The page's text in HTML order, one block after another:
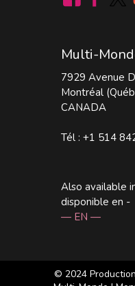
Multi-
7929 Avenue
Montréal
CANADA
Tél : +1 514
Also available
disponible en -
— EN —
© 2024